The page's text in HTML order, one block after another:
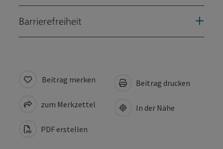
Barrierefreiheit
Beitrag merken
zum Merkzettel
PDF erstellen
Beitrag drucken
In der Nähe